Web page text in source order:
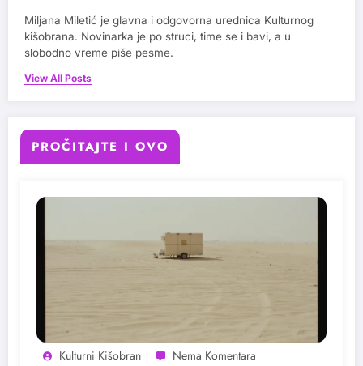
Miljana Miletić je glavna i odgovorna urednica Kulturnog
kišobrana. Novinarka je po struci, time se i bavi, a u
slobodno vreme piše pesme.
View All Posts
PROČITAJTE I OVO
Kulturni Kišobran